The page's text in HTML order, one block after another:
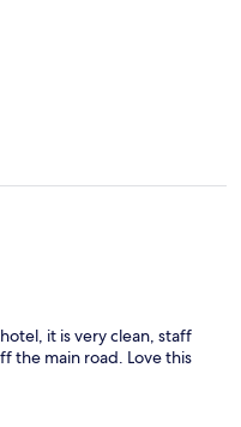
it is very clean, staff
the main road. Love this